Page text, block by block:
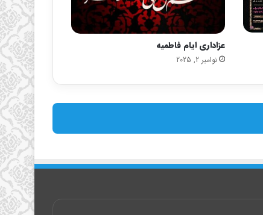
عزاداری ایام فاطمیه
نوامبر 2, 2025